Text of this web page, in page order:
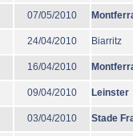
07/05/2010
24/04/2010 Biarritz
16/04/2010
09/04/2010 Leinster
03/04/2010 Stade